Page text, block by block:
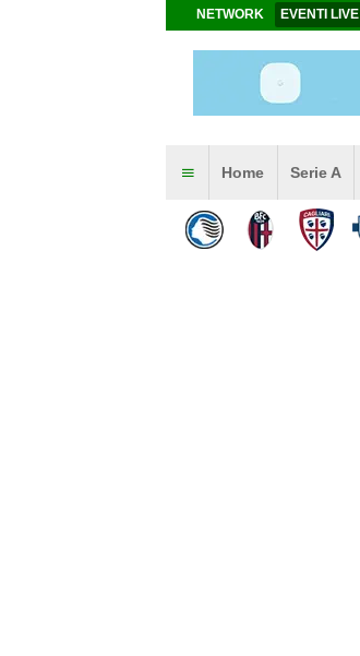
NETWORK EVENTI LIVE
Home Serie A